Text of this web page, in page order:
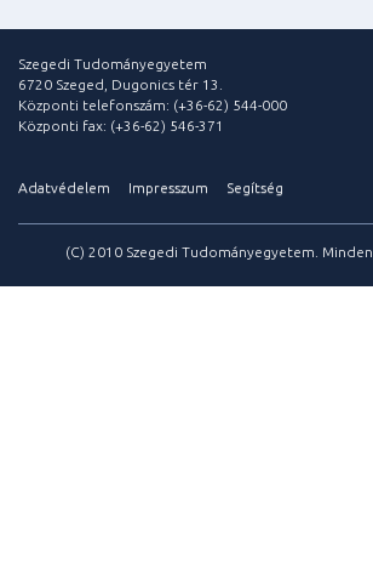
Szegedi Tudományegyetem
6720 Szeged, Dugonics tér 13.
Központi telefonszám: (+36-62) 544-000
Központi fax: (+36-62) 546-371
Adatvédelem Impresszum Segítség
(C) 2010 Szegedi Tudományegyetem.